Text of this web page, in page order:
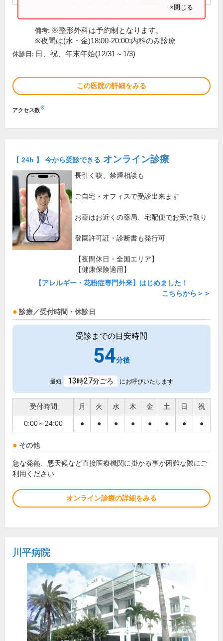
×閉じる
備考: ※整形外科は予約制となります。
※夜間は(水・金)18:00-20:00:内科のみ診療
休診日: 日、祝、年末年始(12/31～1/3)
この医院の詳細をみる
アクセス数※
【 24h 】 今から受診できる オンライン診療
長引く咳、禁煙相談も
ご自宅・オフィスで受診出来ます
お薬はお近くの薬局、宅配便でお受け取り
登園許可証・診断書も発行可
【夜間休日・全国エリア】
【健康保険適用】
【アレルギー・花粉症専門外来】はじめました！
こちらから＞＞
診療／受付時間・休診日
受診までの目安時間
54分後
最短 13時27分ごろ にお呼びいたします
受付時間 月 火 水 木 金 土 日 祝
0:00～24:00 ● ● ● ● ● ● ● ●
その他
急な発熱、悪天候など直接医療機関に掛かる事が困難な際にご
利用ください
オンライン診療の詳細をみる
川平病院